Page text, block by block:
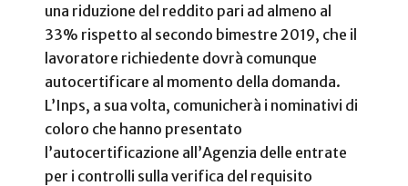
una riduzione del reddito pari ad almeno al
33% rispetto al secondo bimestre 2019, che il
lavoratore richiedente dovrà comunque
autocertificare al momento della domanda.
L’Inps, a sua volta, comunicherà i nominativi di
coloro che hanno presentato
l’autocertificazione all’Agenzia delle entrate
per i controlli sulla verifica del requisito